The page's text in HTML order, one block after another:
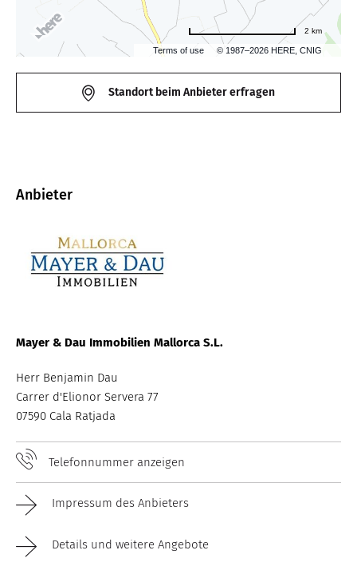
Terms of use © 1987–2026 HERE, CNIG
2 km
Standort beim Anbieter erfragen
Anbieter
Mayer & Dau Immobilien Mallorca S.L.
Herr Benjamin Dau
Carrer d'Elionor Servera 77
07590 Cala Ratjada
Telefonnummer anzeigen
Impressum des Anbieters
Details und weitere Angebote